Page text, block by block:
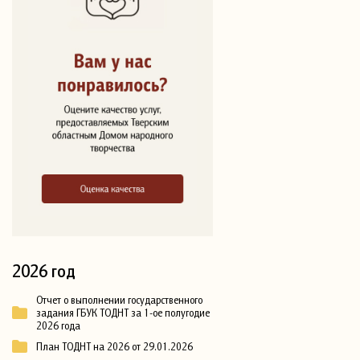
2026 год
Отчет о выполнении государственного
задания ГБУК ТОДНТ за 1-ое полугодие
2026 года
План ТОДНТ на 2026 от 29.01.2026